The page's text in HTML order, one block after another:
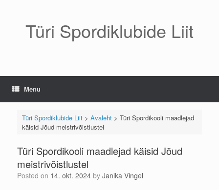
Türi Spordiklubide Liit
Menu
Türi Spordiklubide Liit> Avaleht> Türi Spordikooli maadlejad
käisid Jõud meistrivõistlustel
Türi Spordikooli maadlejad käisid Jõud
meistrivõistlustel
Posted on 14. okt. 2024 by Janika Vingel